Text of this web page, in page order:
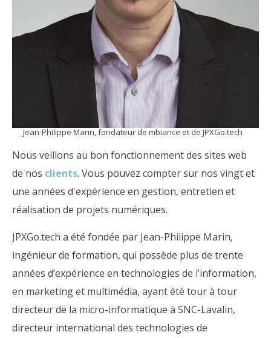
Jean-Philippe Marin, fondateur de mbiance et de JPXGo.tech
Nous veillons au bon fonctionnement des sites web
de nos clients. Vous pouvez compter sur nos vingt et
une années d'expérience en gestion, entretien et
réalisation de projets numériques.
JPXGo.tech a été fondée par Jean-Philippe Marin,
ingénieur de formation, qui possède plus de trente
années d’expérience en technologies de l’information,
en marketing et multimédia, ayant été tour à tour
directeur de la micro-informatique à SNC-Lavalin,
directeur international des technologies de